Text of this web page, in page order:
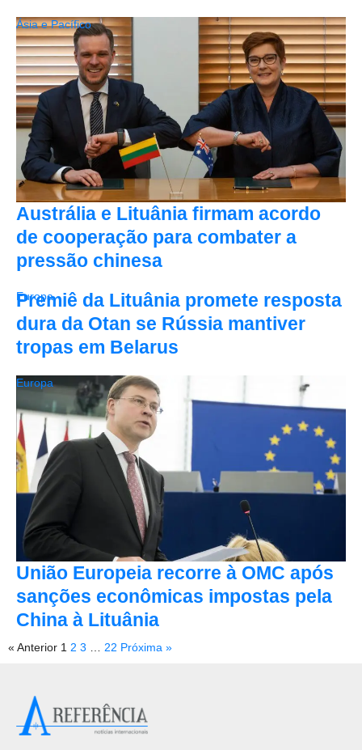
Austrália e Lituânia firmam acordo
de cooperação para combater a
pressão chinesa
Ásia e Pacífico
Premiê da Lituânia promete resposta
dura da Otan se Rússia mantiver
tropas em Belarus
Europa
União Europeia recorre à OMC após
sanções econômicas impostas pela
China à Lituânia
Europa
« Anterior 1 2 3 22 Próxima »